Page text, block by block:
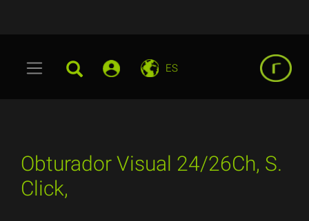
ES
Obturador Visual 24/26Ch, S.
Click,